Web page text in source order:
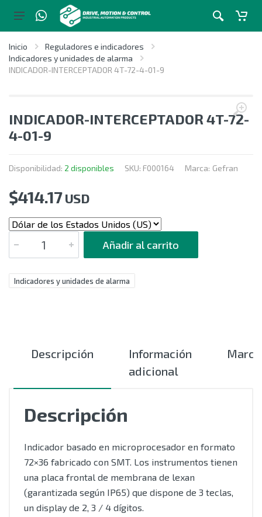
Inicio
Reguladores e indicadores
Indicadores y unidades de alarma
INDICADOR-INTERCEPTADOR 4T-72-4-01-9
INDICADOR-INTERCEPTADOR 4T-72-
4-01-9
Disponibilidad: 2 disponibles SKU: F000164 Marca: Gefran
$414.17USD
CANTIDAD
Añadir al carrito
Indicadores y unidades de alarma
Descripción
Información
adicional
Marca
Descripción
Indicador basado en microprocesador en formato
72×36 fabricado con SMT. Los instrumentos tienen
una placa frontal de membrana de lexan
(garantizada según IP65) que dispone de 3 teclas,
un display de 2, 3 / 4 dígitos.